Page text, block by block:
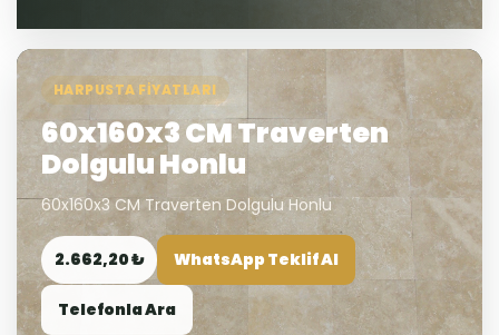
HARPUSTA FIYATLARI
60x160x3 CM Traverten
Dolgulu Honlu
60x160x3 CM Traverten Dolgulu Honlu
2.662,20 ₺ WhatsApp Teklif Al
Telefonla Ara